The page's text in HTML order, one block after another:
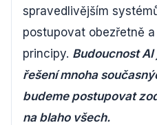
spravedlivějším
postupovat obezřetně
principy. Budoucnost
řešení mnoha
budeme postupovat
na blaho všech.